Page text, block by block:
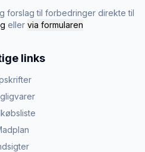
forslag til forbedringer direkte til
eller via formularen
links